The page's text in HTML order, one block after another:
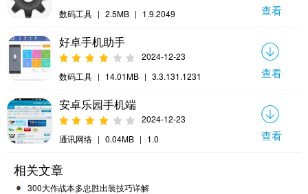
数码工具 | 2.5MB | 1.9.2049 查看
好卓手机助手
2024-12-23
数码工具 | 14.01MB | 3.3.131.1231 查看
安卓乐园手机端
2024-12-23
通讯网络 | 0.04MB | 1.0 查看
相关文章
300大作战本多忠胜出装技巧详解